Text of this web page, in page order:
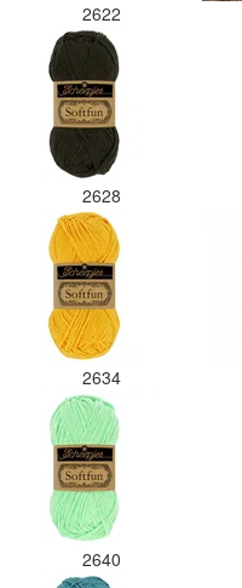
2622
2628
2634
2640